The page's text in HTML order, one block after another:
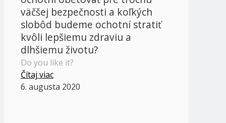
väčšej bezpečnosti a koľkých
slobôd budeme ochotní stratiť
kvôli lepšiemu zdraviu a
dlhšiemu životu?
Do you like it?
Čítaj viac
6. augusta 2020